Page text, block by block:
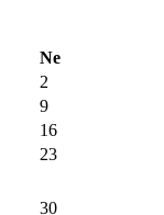
Ne
2
9
16
23
30